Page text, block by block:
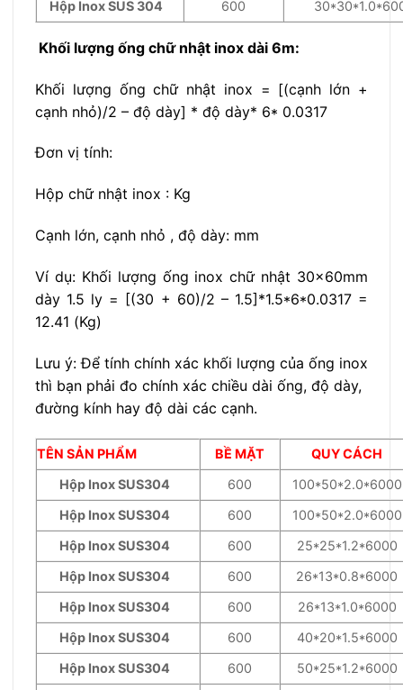
Hộp Inox SUS 304
600
Khối lượng ống chữ nhật inox dài 6m:
Khối lượng ống chữ nhật inox = [(cạnh lớn +
cạnh nhỏ)/2 – độ dày] * độ dày* 6* 0.0317
Đơn vị tính:
Hộp chữ nhật inox : Kg
Cạnh lớn, cạnh nhỏ , độ dày: mm
Ví dụ: Khối lượng ống inox chữ nhật 30x60mm
dày 1.5 ly = [(30 + 60)/2 – 1.5]*1.5*6*0.0317 =
12.41 (Kg)
Lưu ý: Để tính chính xác khối lượng của ống inox
thì bạn phải đo chính xác chiều dài ống, độ dày,
đường kính hay độ dài các cạnh.
TÊN SẢN PHẨM BỀ MẶT
QUY CÁCH
Hộp Inox SUS304
600
100*50*2.0*6000
Hộp Inox SUS304
600
100*50*2.0*6000
Hộp Inox SUS304
600
25*25*1.2*6000
Hộp Inox SUS304
600
26*13*0.8*6000
Hộp Inox SUS304
600
26*13*1.0*6000
Hộp Inox SUS304
600
40*20*1.5*6000
Hộp Inox SUS304
600
50*25*1.2*6000